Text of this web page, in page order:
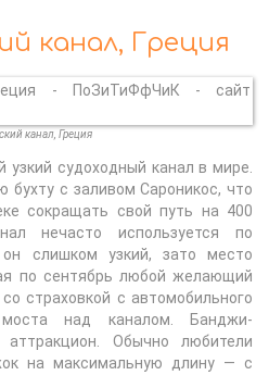
канал, Греция
канал, Греция
судоходный канал в мире.
бухту с заливом Сароникос, что
сокращать свой путь на 400
нечасто используется по
слишком узкий, зато место
по сентябрь любой желающий
страховкой с автомобильного
над каналом. Банджи-
Обычно любители
на максимальную длину — с